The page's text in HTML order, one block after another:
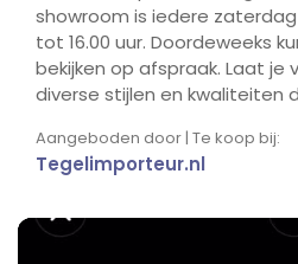
showroom is iedere
tot 16.00 uur. Doordeweeks
bekijken op afspraak. Laat je
diverse stijlen en kwaliteiten
Aangeboden door | Te koop bij:
Tegelimporteur.nl